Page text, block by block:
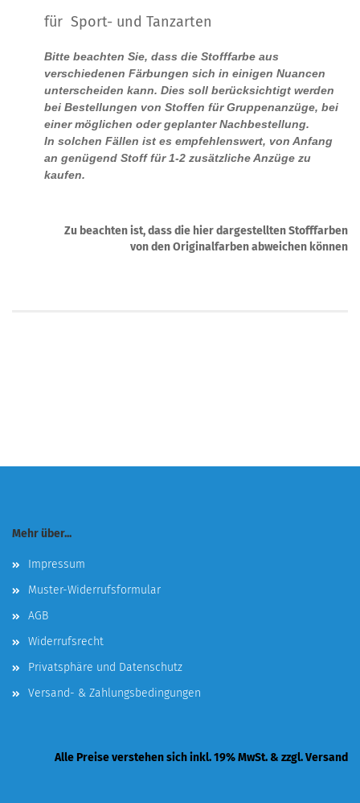
für Sport- und Tanzarten
Bitte beachten Sie, dass die Stofffarbe aus
verschiedenen Färbungen sich in einigen Nuancen
unterscheiden kann. Dies soll berücksichtigt werden
bei Bestellungen von Stoffen für Gruppenanzüge, bei
einer möglichen oder geplanter Nachbestellung.
In solchen Fällen ist es empfehlenswert, von Anfang
an genügend Stoff für 1-2 zusätzliche Anzüge zu
kaufen.
Zu beachten ist, dass die hier dargestellten Stofffarben
von den Originalfarben abweichen können
Mehr über...
Impressum
Muster-Widerrufsformular
AGB
Widerrufsrecht
Privatsphäre und Datenschutz
Versand- & Zahlungsbedingungen
Alle Preise verstehen sich inkl. 19% MwSt. & zzgl. Versand